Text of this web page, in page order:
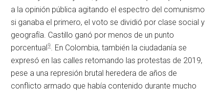
a la opinión pública agitando el espectro del comunismo
si ganaba el primero, el voto se dividió por clase social y
geografía. Castillo ganó por menos de un punto
porcentual9. En Colombia, también la ciudadanía se
expresó en las calles retomando las protestas de 2019,
pese a una represión brutal heredera de años de
conflicto armado que había contenido durante mucho